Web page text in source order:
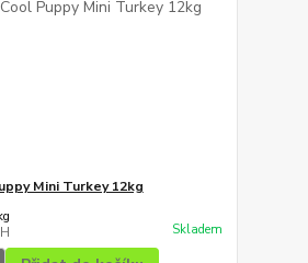
Mini Turkey 12kg
Skladem